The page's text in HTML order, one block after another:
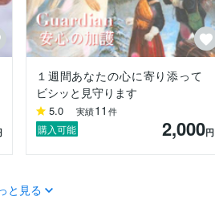
１週間あなたの心に寄り添って
ビシッと見守ります
5.0 実績11 件
購入可能 2,000円
と見る